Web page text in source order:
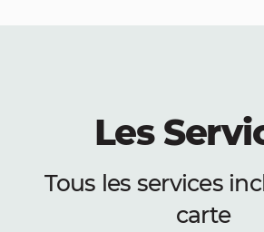
Les
Tous les services
carte